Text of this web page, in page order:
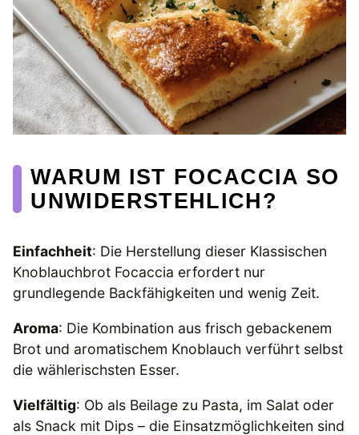
WARUM IST FOCACCIA SO
UNWIDERSTEHLICH?
Einfachheit: Die Herstellung dieser Klassischen
Knoblauchbrot Focaccia erfordert nur
grundlegende Backfähigkeiten und wenig Zeit.
Aroma: Die Kombination aus frisch gebackenem
Brot und aromatischem Knoblauch verführt selbst
die wählerischsten Esser.
Vielfältig: Ob als Beilage zu Pasta, im Salat oder
als Snack mit Dips – die Einsatzmöglichkeiten sind